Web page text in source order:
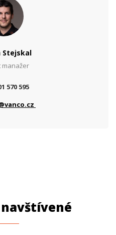
Stejskal
manažer
570 595